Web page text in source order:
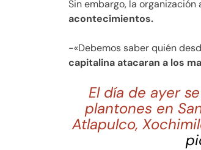
Sin embargo, la organización
acontecimientos.
-«Debemos saber quién
capitalina atacaran a los
El día de ayer
plantones en
Atlapulco,